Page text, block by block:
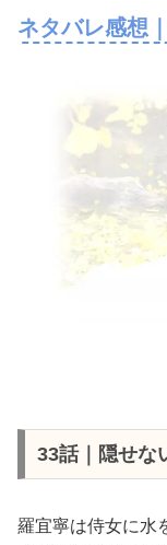
ネタバレ感想
33話｜隠せな
羅宜寧は侍女に水